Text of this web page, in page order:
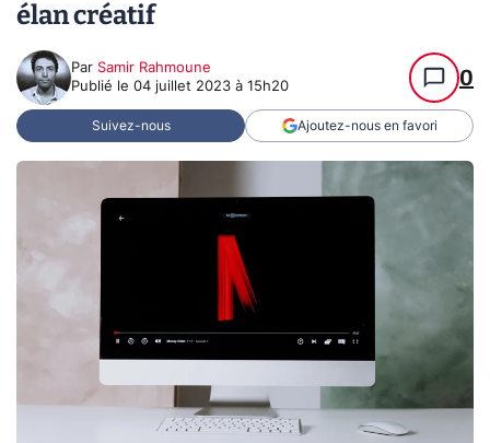
élan créatif
Par Samir Rahmoune
Publié le 04 juillet 2023 à 15h20 0
Suivez-nous Ajoutez-nous en favori